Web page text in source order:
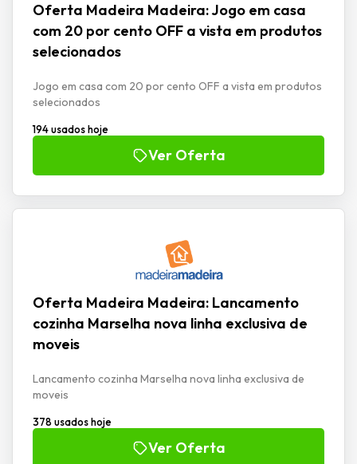
Oferta Madeira Madeira: Jogo em casa
com 20 por cento OFF a vista em produtos
selecionados
Jogo em casa com 20 por cento OFF a vista em produtos
selecionados
194 usados hoje
Ver Oferta
Oferta Madeira Madeira: Lancamento
cozinha Marselha nova linha exclusiva de
moveis
Lancamento cozinha Marselha nova linha exclusiva de
moveis
378 usados hoje
Ver Oferta